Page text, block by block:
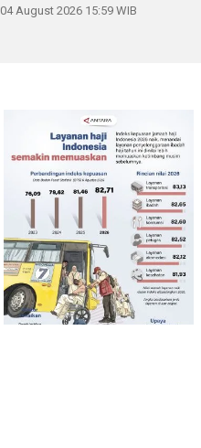
04 August 2026 15:59 WIB